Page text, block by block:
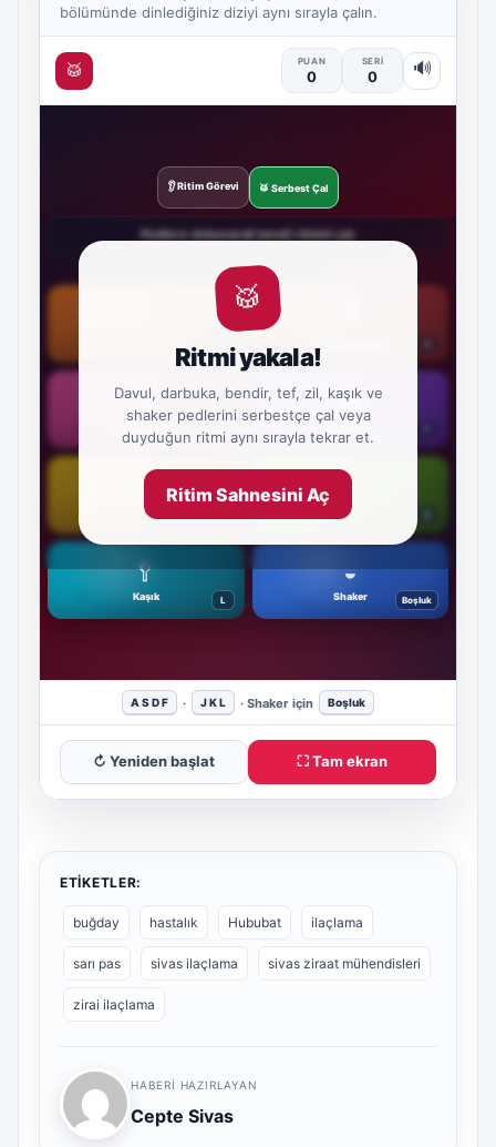
bölümünde dinlediğiniz diziyi aynı sırayla çalın.
↻ Yeniden başlat ⛶ Tam ekran
ETIKETLER:
buğday hastalık Hububat ilaçlama
sarı pas sivas ilaçlama sivas ziraat mühendisleri
zirai ilaçlama
HABERI HAZIRLAYAN
Cepte Sivas